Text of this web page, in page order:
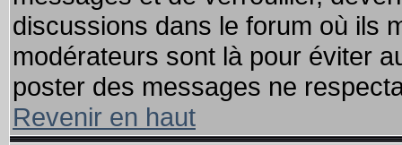
discussions dans le forum où ils
modérateurs sont là pour éviter
poster des messages ne
Revenir en haut